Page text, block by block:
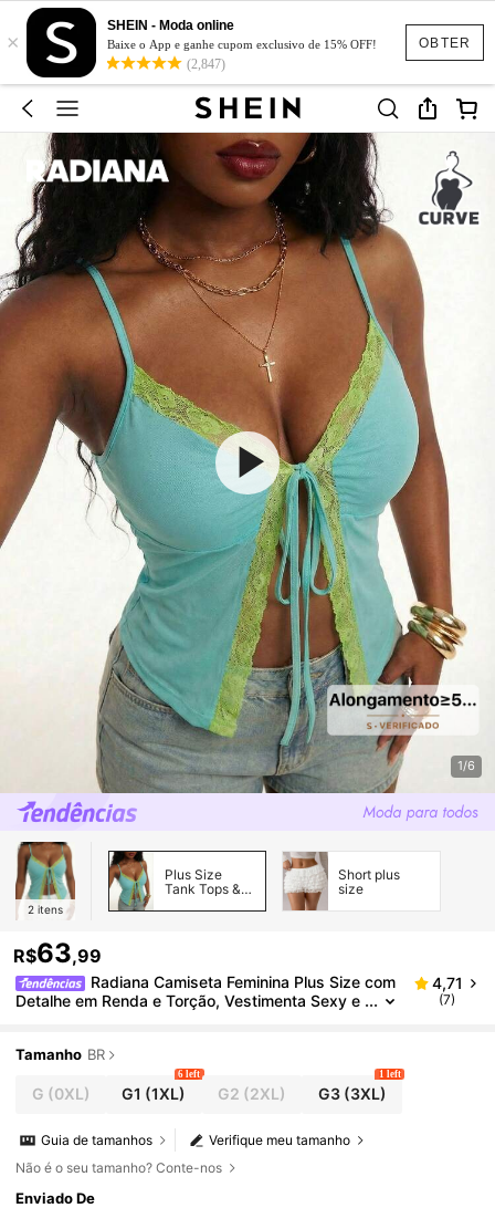
OBTER
×
SHEIN - Moda online
Baixe o App e ganhe cupom exclusivo de 15% OFF!
(2,847)
1/6
2 itens
Plus Size
Tank Tops &
Short plus
size
R$63,99
Radiana Camiseta Feminina Plus Size com
Detalhe em Renda e Torção, Vestimenta Sexy e
4,71
(7)
Tamanho BR
G (0XL) G1 (1XL)
6 left
G2 (2XL) G3(3XL)
1 left
Verifique meu tamanho
Guia de tamanhos
Não é o seu tamanho? Conte-nos
Enviado De